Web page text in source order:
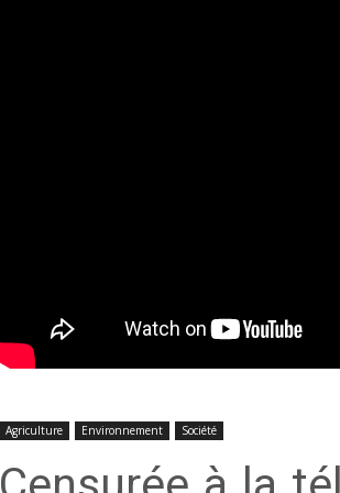
Agriculture Environnement Société